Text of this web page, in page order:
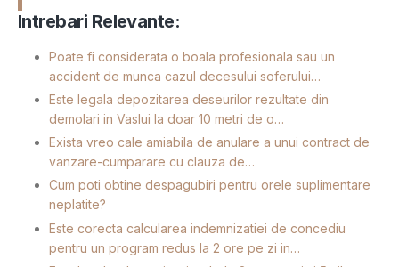
Intrebari Relevante:
Poate fi considerata o boala profesionala sau un
accident de munca cazul decesului soferului…
Este legala depozitarea deseurilor rezultate din
demolari in Vaslui la doar 10 metri de o…
Exista vreo cale amiabila de anulare a unui contract de
vanzare-cumparare cu clauza de…
Cum poti obtine despagubiri pentru orele suplimentare
neplatite?
Este corecta calcularea indemnizatiei de concediu
pentru un program redus la 2 ore pe zi in…